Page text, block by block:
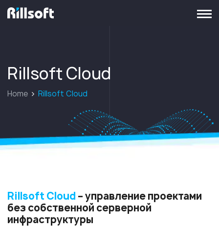
Rillsoft Cloud
Home Rillsoft Cloud
Rillsoft Cloud – управление проектами
без собственной серверной
инфраструктуры